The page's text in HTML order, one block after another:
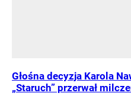
Głośna decyzja Karola
„Staruch” przerwał